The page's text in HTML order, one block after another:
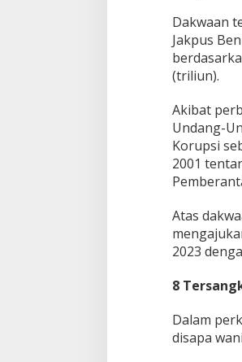
a
R
p
2
T
Dakwaan
Jakpus
(triliun).
Akibat
Undang-
Korupsi
2001
Atas
2023
8
Dalam
disapa